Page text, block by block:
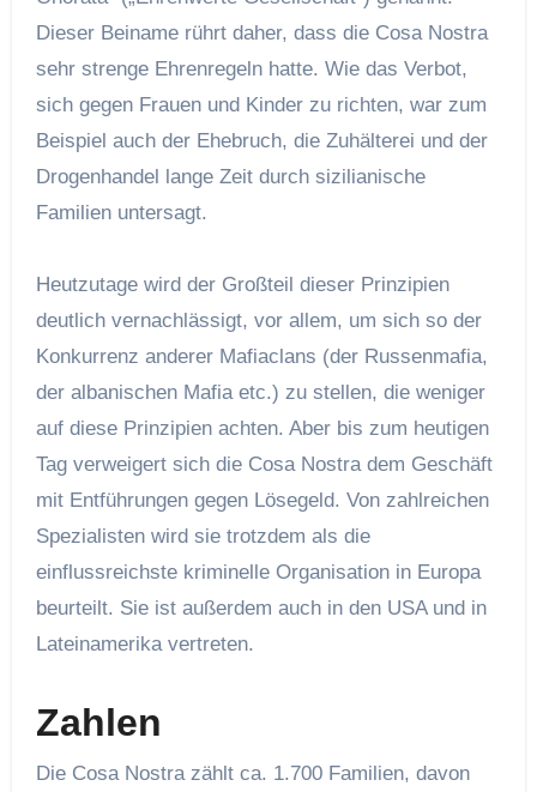
Dieser Beiname rührt daher, dass die Cosa Nostra
sehr strenge Ehrenregeln hatte. Wie das Verbot,
sich gegen Frauen und Kinder zu richten, war zum
Beispiel auch der Ehebruch, die Zuhälterei und der
Drogenhandel lange Zeit durch sizilianische
Familien untersagt.
Heutzutage wird der Großteil dieser Prinzipien
deutlich vernachlässigt, vor allem, um sich so der
Konkurrenz anderer Mafiaclans (der Russenmafia,
der albanischen Mafia etc.) zu stellen, die weniger
auf diese Prinzipien achten. Aber bis zum heutigen
Tag verweigert sich die Cosa Nostra dem Geschäft
mit Entführungen gegen Lösegeld. Von zahlreichen
Spezialisten wird sie trotzdem als die
einflussreichste kriminelle Organisation in Europa
beurteilt. Sie ist außerdem auch in den USA und in
Lateinamerika vertreten.
Zahlen
Die Cosa Nostra zählt ca. 1.700 Familien, davon